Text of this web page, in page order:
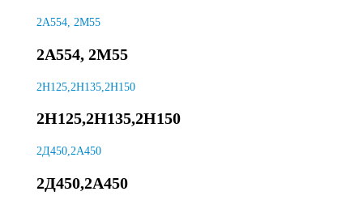
2А554, 2М55
2А554, 2М55
2H125,2H135,2H150
2H125,2H135,2H150
2Д450,2А450
2Д450,2А450